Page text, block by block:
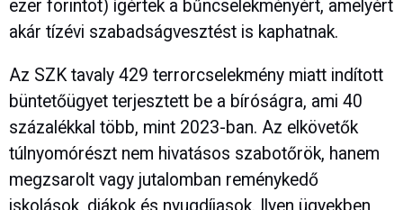
ezer forintot) ígértek a bűncselekményért, amelyért
akár tízévi szabadságvesztést is kaphatnak.
Az SZK tavaly 429 terrorcselekmény miatt indított
büntetőügyet terjesztett be a bíróságra, ami 40
százalékkal több, mint 2023-ban. Az elkövetők
túlnyomórészt nem hivatásos szabotőrök, hanem
megzsarolt vagy jutalomban reménykedő